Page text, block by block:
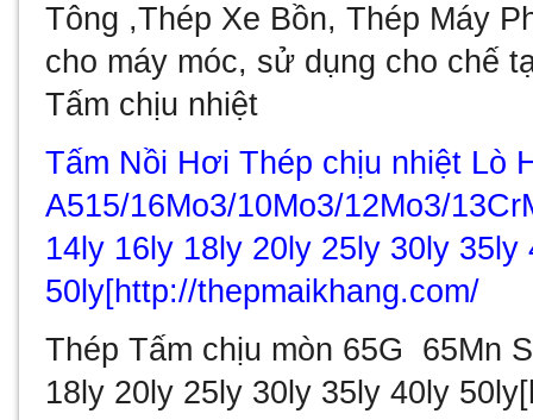
Tông ,Thép Xe Bồn, Thép Máy
cho máy móc, sử dụng cho chế
Tấm chịu nhiệt
Tấm Nồi Hơi Thép chịu nhiệt Lò
A515/16Mo3/10Mo3/12Mo3/
14ly 16ly 18ly 20ly 25ly 30ly 35ly
50ly[http://thepmaikhang.com/
Thép Tấm chịu mòn 65G 65Mn
18ly 20ly 25ly 30ly 35ly 40ly